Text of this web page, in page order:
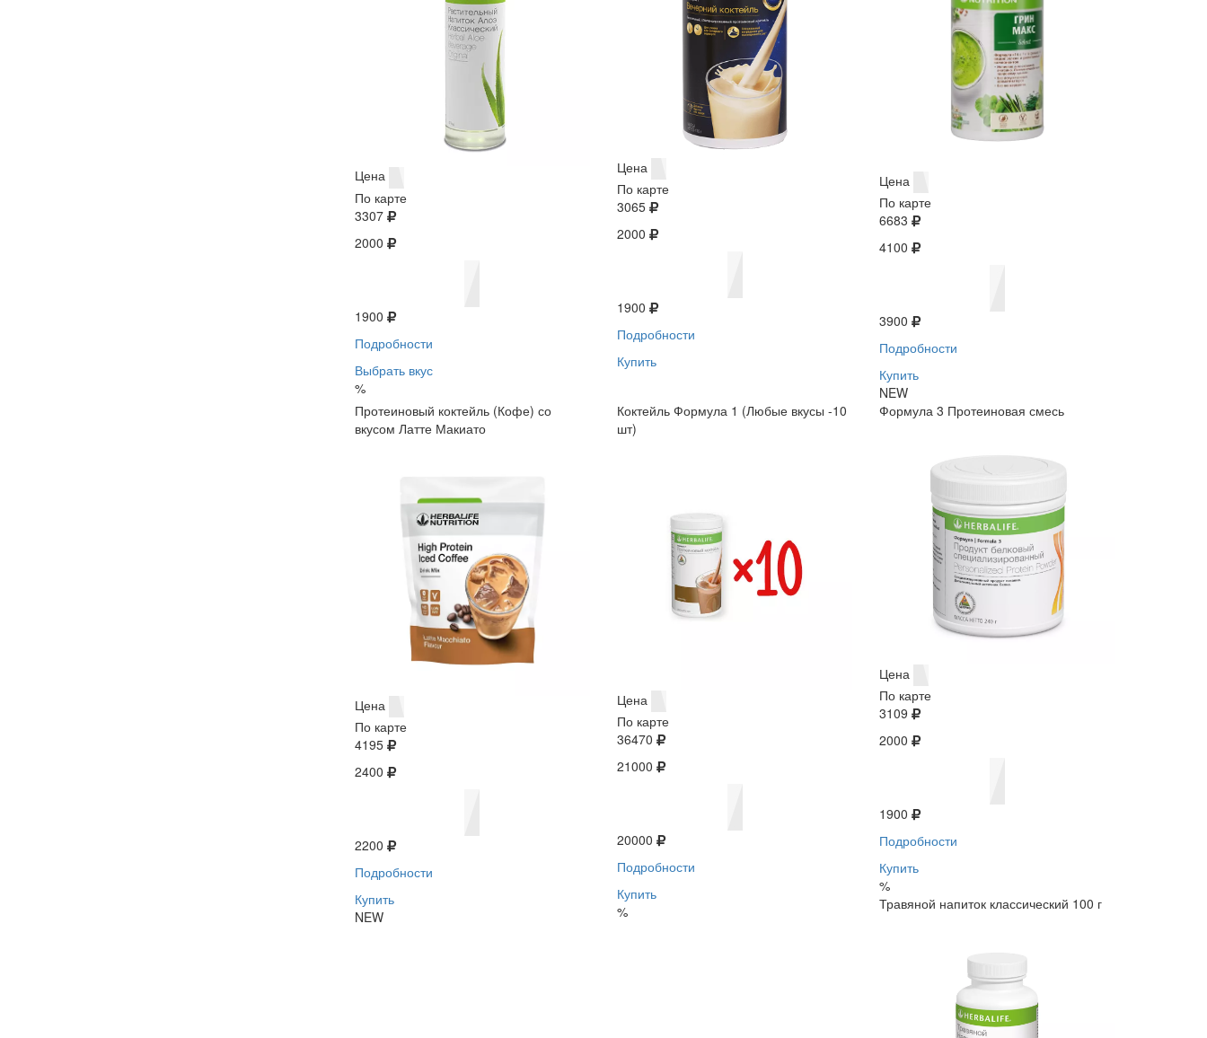
Цена
По карте
3307
2000
1900
Подробности
Выбрать вкус
%
Цена
По карте
3065
2000
1900
Подробности
Купить
Цена
По карте
6683
4100
3900
Подробности
Купить
NEW
Протеиновый коктейль (Кофе) со
вкусом Латте Макиато
Цена
По карте
4195
2400
2200
Подробности
Купить
NEW
Коктейль Формула 1 (Любые вкусы -10
шт)
Цена
По карте
36470
21000
20000
Подробности
Купить
%
Формула 3 Протеиновая смесь
Цена
По карте
3109
2000
1900
Подробности
Купить
%
Травяной напиток классический 100 г